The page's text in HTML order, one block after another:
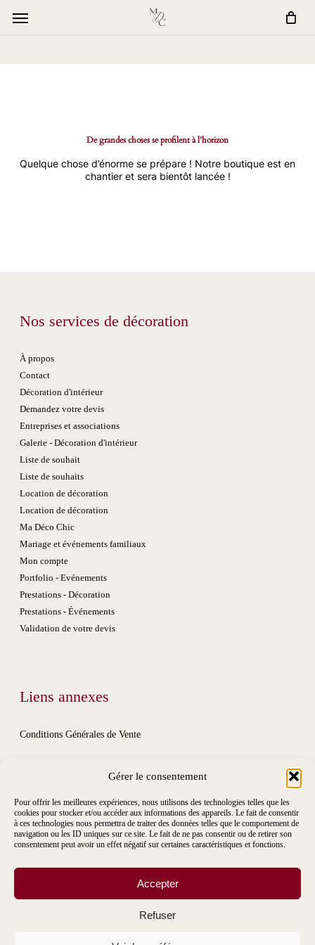
Gérer le consentement
Pour offrir les meilleures expériences, nous utilisons des technologies telles que les
cookies pour stocker et/ou accéder aux informations des appareils. Le fait de consentir
à ces technologies nous permettra de traiter des données telles que le comportement de
navigation ou les ID uniques sur ce site. Le fait de ne pas consentir ou de retirer son
consentement peut avoir un effet négatif sur certaines caractéristiques et fonctions.
Accepter
Refuser
{dataLayer.push(arguments);} gtag('js', new Date()); gtag('config', 'G-
Q0FQ7ETT7R');
mainMenu
De grandes choses se profilent à l’horizon
Quelque chose d’énorme se prépare ! Notre boutique est en
chantier et sera bientôt lancée !
Nos services de décoration
À propos
Contact
Décoration d'intérieur
Demandez votre devis
Entreprises et associations
Galerie - Décoration d'intérieur
Liste de souhait
Liste de souhaits
Location de décoration
Location de décoration
Ma Déco Chic
Mariage et événements familiaux
Mon compte
Portfolio - Evénements
Prestations - Décoration
Prestations - Événements
Validation de votre devis
Liens annexes
Conditions Générales de Vente
Mentions Légales